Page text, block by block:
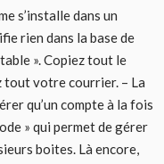
s’installe dans un
rien dans la base de
». Copiez tout le
tout votre courrier. – La
qu’un compte à la fois
» qui permet de gérer
boites. Là encore,